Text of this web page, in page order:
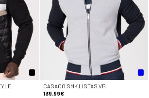
CASACO SMK LISTAS VB
139.99€